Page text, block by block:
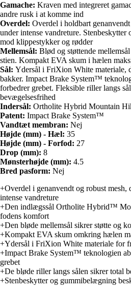
Gamache: Kraven med integreret
andre rusk i at komme ind
Overdel: Overdel i holdbart
under intense vandreture.
mod klippestykker og rødder
Mellemsål: Blød og støttende
stien. Kompakt EVA skum i hælen
Sål: Ydersål i FriXion White materiale,
bakker. Impact Brake System™
forbedrer grebet. Fleksible riller langs
bevægelsesfrihed
Indersål: Ortholite Hybrid Mountain
Patent: Impact Brake System™
Vandtæt membran: Nej
Højde (mm) - Hæl: 35
Højde (mm) - Forfod: 27
Drop (mm): 8
Mønsterhøjde (mm): 4.5
Bred pasform: Nej
+Overdel i genanvendt og robust
intense vandreture
+Den indlægssål Ortholite Hybrid™
fodens komfort
+Den bløde mellemsål sikrer støtte og
+Kompakt EVA skum omkring hælen
+Ydersål i FriXion White materiale for
+Impact Brake System™ teknologien
grebet
+De bløde riller langs sålen sikrer total
+Stenbeskytter og gummibelægning